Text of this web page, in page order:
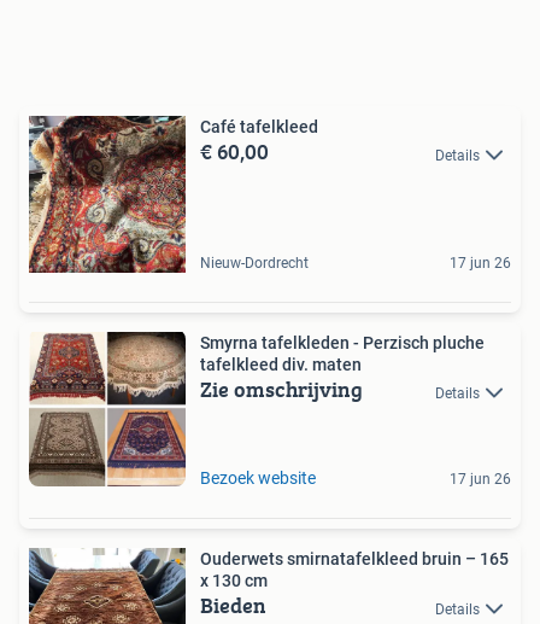
Café tafelkleed
€ 60,00 Details
Nieuw-Dordrecht 17 jun 26
Smyrna tafelkleden - Perzisch pluche
tafelkleed div. maten
Zie omschrijving Details
Bezoek website 17 jun 26
Ouderwets smirnatafelkleed bruin – 165
x 130 cm
Bieden Details